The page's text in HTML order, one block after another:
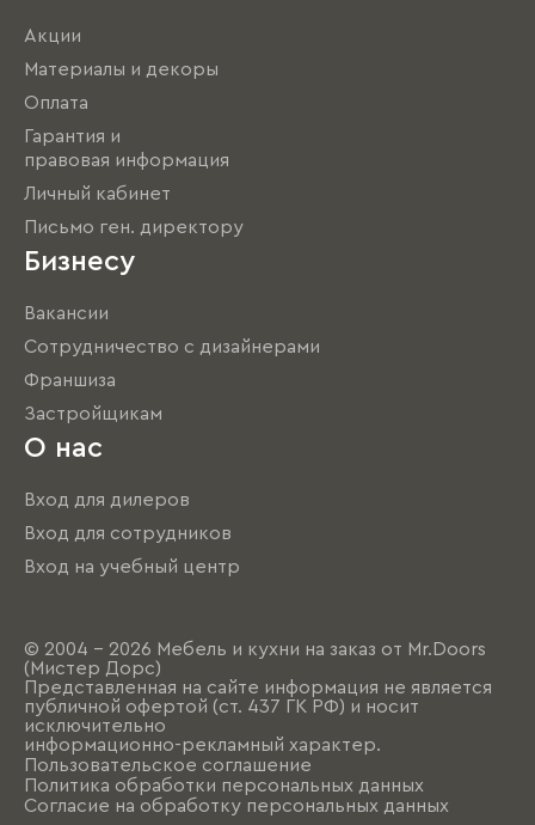
Акции
Материалы и декоры
Оплата
Гарантия и
правовая информация
Личный кабинет
Письмо ген. директору
Бизнесу
Вакансии
Сотрудничество с дизайнерами
Франшиза
Застройщикам
О нас
Вход для дилеров
Вход для сотрудников
Вход на учебный центр
© 2004 - 2026 Мебель и кухни на заказ от Mr.Doors
(Мистер Дорс)
Представленная на сайте информация не является
публичной офертой (ст. 437 ГК РФ) и носит
исключительно
информационно-рекламный характер.
Пользовательское соглашение
Политика обработки персональных данных
Согласие на обработку персональных данных